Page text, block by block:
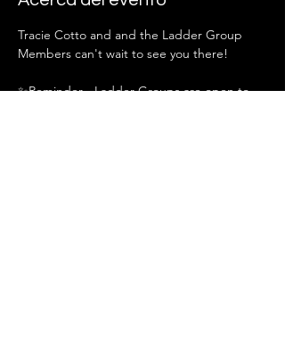
Tracie Cotto and and the Ladder Group
Members can't wait to see you there!
✨Reminder - Ladder Groups are open to